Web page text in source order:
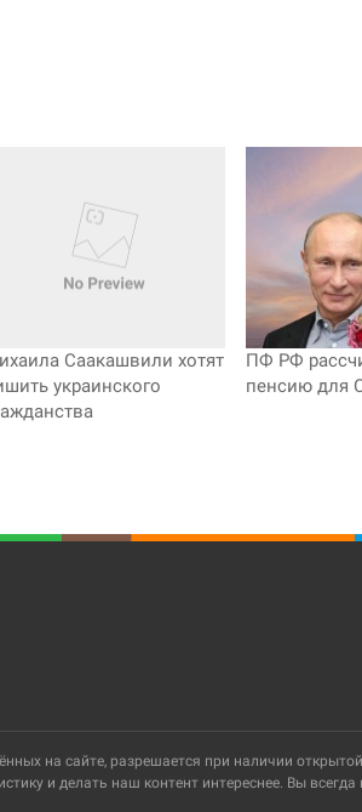
Саакашвили хотят
украинского
ПФ РФ
пенсию для
на сайте, разрешается при наличии
и делать наш контент интереснее. Вы